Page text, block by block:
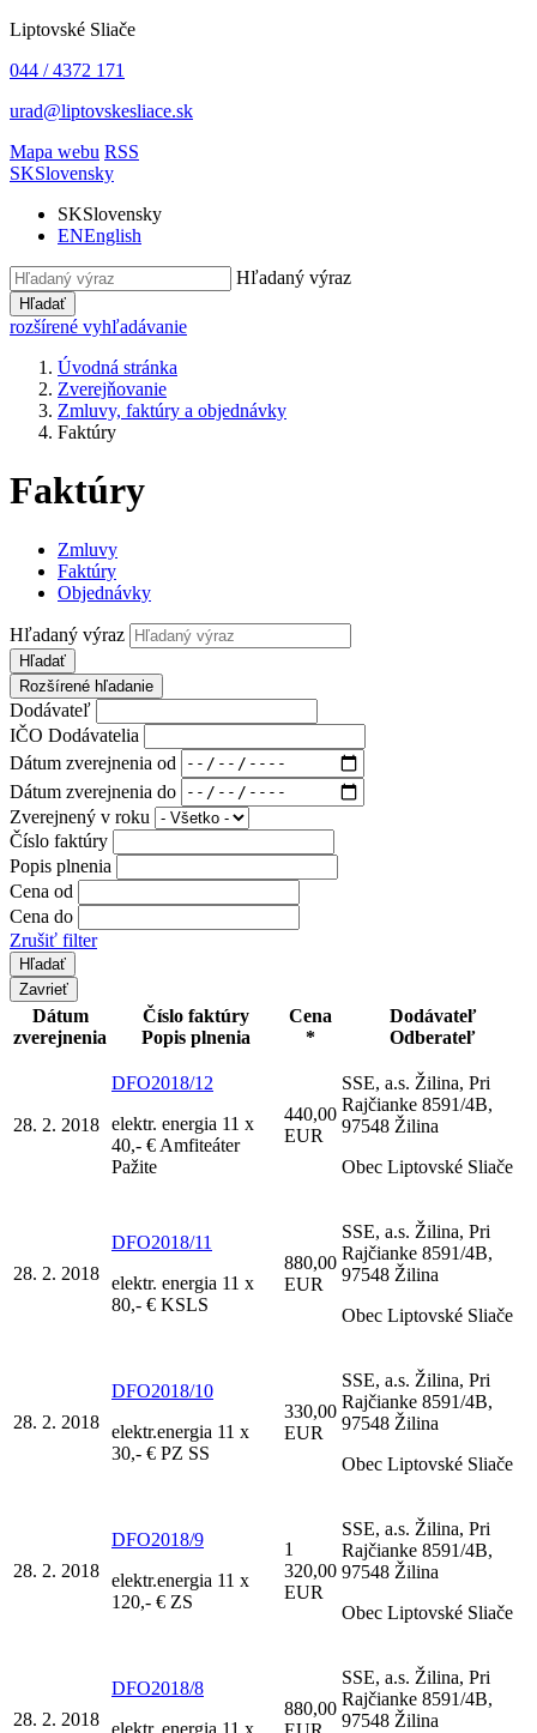
Liptovské Sliače
044 / 4372 171
urad@liptovskesliace.sk
Mapa webu RSS
SKSlovensky
SKSlovensky
ENEnglish
Hľadaný výraz
Hľadať
rozšírené vyhľadávanie
Úvodná stránka
Zverejňovanie
Zmluvy, faktúry a objednávky
Faktúry
Faktúry
Zmluvy
Faktúry
Objednávky
Hľadaný výraz
Hľadať
Rozšírené hľadanie
Dodávateľ
IČO Dodávatelia
Dátum zverejnenia od
Dátum zverejnenia do
Zverejnený v roku
Číslo faktúry
Popis plnenia
Cena od
Cena do
Zrušiť filter
Zavrieť
Dátum
zverejnenia
Číslo faktúry
Popis plnenia
Cena
*
Dodávateľ
Odberateľ
28. 2. 2018
DFO2018/12
elektr. energia 11 x
40,- € Amfiteáter
Pažite
440,00
EUR
SSE, a.s. Žilina, Pri
Rajčianke 8591/4B,
97548 Žilina
Obec Liptovské Sliače
28. 2. 2018
DFO2018/11
elektr. energia 11 x
80,- € KSLS
880,00
EUR
SSE, a.s. Žilina, Pri
Rajčianke 8591/4B,
97548 Žilina
Obec Liptovské Sliače
28. 2. 2018
DFO2018/10
elektr.energia 11 x
30,- € PZ SS
330,00
EUR
SSE, a.s. Žilina, Pri
Rajčianke 8591/4B,
97548 Žilina
Obec Liptovské Sliače
28. 2. 2018
DFO2018/9
elektr.energia 11 x
120,- € ZS
1
320,00
EUR
SSE, a.s. Žilina, Pri
Rajčianke 8591/4B,
97548 Žilina
Obec Liptovské Sliače
28. 2. 2018
DFO2018/8
elektr. energia 11 x
880,00
SSE, a.s. Žilina, Pri
Rajčianke 8591/4B,
97548 Žilina